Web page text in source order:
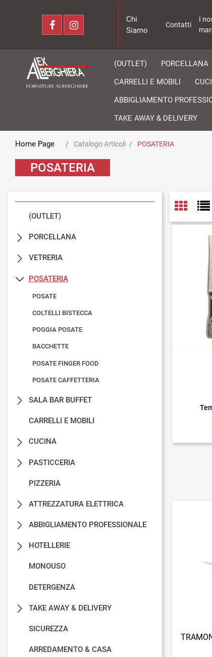
Chi
Siamo
Contatti
I
(OUTLET) PORCELLANA
CARRELLI E MOBILI
ABBIGLIAMENTO
TAKE AWAY & DELIVERY
Home Page Catalogo Articoli POSATERIA
POSATERIA
(OUTLET)
PORCELLANA
VETRERIA
POSATERIA
POSATE
COLTELLI BISTECCA
POGGIA POSATE
BACCHETTE
POSATE FINGER FOOD
POSATE CAFFETTERIA
SALA BAR BUFFET
CARRELLI E MOBILI
CUCINA
PASTICCERIA
PIZZERIA
ATTREZZATURA ELETTRICA
ABBIGLIAMENTO PROFESSIONALE
HOTELLERIE
MONOUSO
DETERGENZA
TAKE AWAY & DELIVERY
SICUREZZA
ARREDAMENTO & CASA